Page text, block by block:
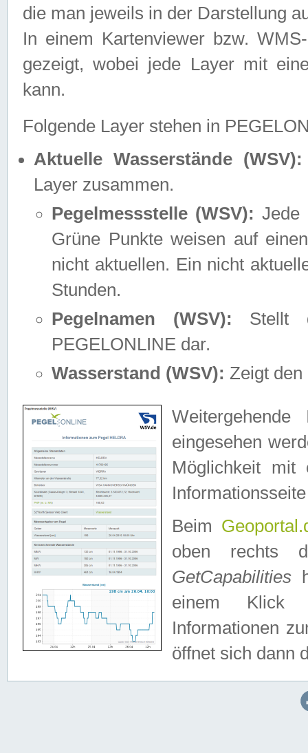
die man jeweils in der Darstellung
In einem Kartenviewer bzw.
gezeigt, wobei jede Layer mit
kann.
Folgende Layer stehen in
Aktuelle Wasserstände (WSV):
Layer zusammen.
Pegelmessstelle (WSV): Jede
Grüne Punkte weisen auf
nicht aktuellen. Ein nicht
Stunden.
Pegelnamen (WSV): Stellt
PEGELONLINE dar.
Wasserstand (WSV): Zeigt den
eingesehen
Möglichkeit mit
Beim
oben rechts
GetCapabilities
einem Klick
Informationen
öffnet sich dann